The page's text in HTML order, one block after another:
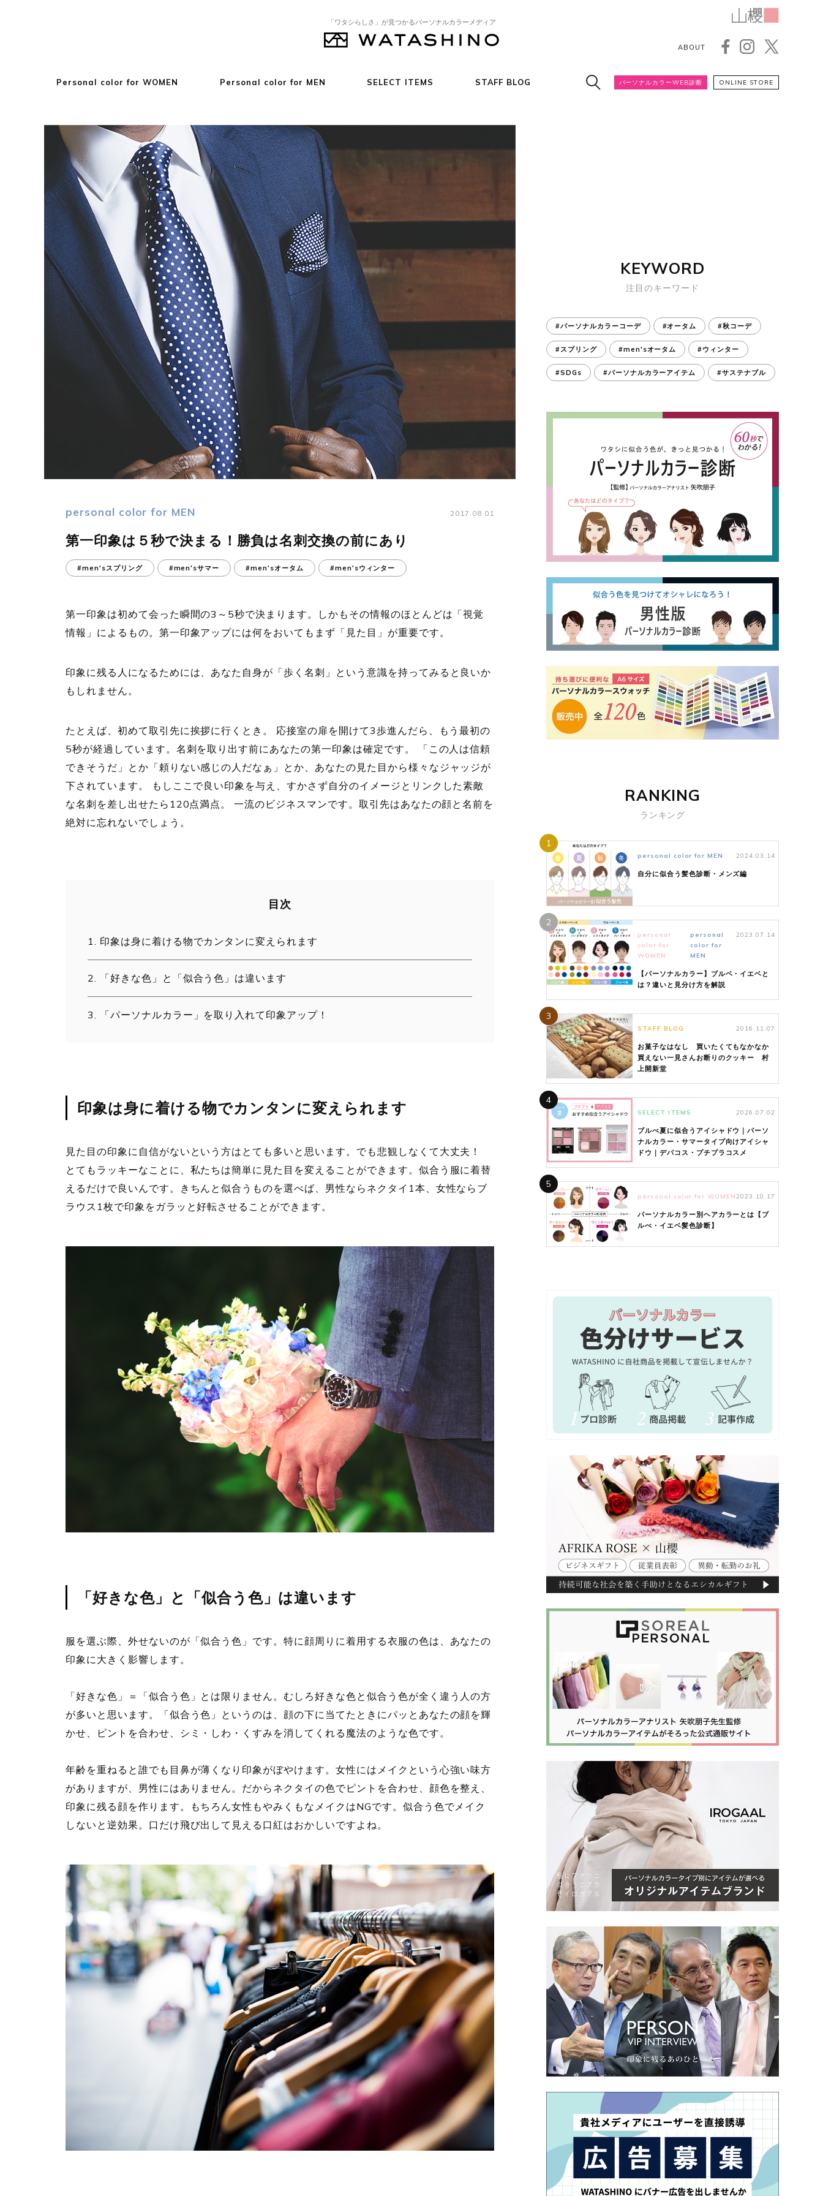
「ワタシらしさ」が見つかるパーソナルカラーメディア
ABOUT
Personal color for WOMEN Personal color for MEN SELECT ITEMS STAFF BLOG パーソナルカラーWEB診断 ONLINE STORE
personal color for MEN 2017.08.01
第一印象は５秒で決まる！勝負は名刺交換の前にあり
#men'sスプリング #men'sサマー #men'sオータム #men'sウィンター
第一印象は初めて会った瞬間の3～5秒で決まります。しかもその情報のほとんどは「視覚
情報」によるもの。第一印象アップには何をおいてもまず「見た目」が重要です。
印象に残る人になるためには、あなた自身が「歩く名刺」という意識を持ってみると良いか
もしれません。
たとえば、初めて取引先に挨拶に行くとき。 応接室の扉を開けて3歩進んだら、もう最初の
5秒が経過しています。名刺を取り出す前にあなたの第一印象は確定です。 「この人は信頼
できそうだ」とか「頼りない感じの人だなぁ」とか、あなたの見た目から様々なジャッジが
下されています。 もしここで良い印象を与え、すかさず自分のイメージとリンクした素敵
な名刺を差し出せたら120点満点。 一流のビジネスマンです。取引先はあなたの顔と名前を
絶対に忘れないでしょう。
目次
印象は身に着ける物でカンタンに変えられます
「好きな色」と「似合う色」は違います
「パーソナルカラー」を取り入れて印象アップ！
印象は身に着ける物でカンタンに変えられます
見た目の印象に自信がないという方はとても多いと思います。でも悲観しなくて大丈夫！
とてもラッキーなことに、私たちは簡単に見た目を変えることができます。似合う服に着替
えるだけで良いんです。きちんと似合うものを選べば、男性ならネクタイ1本、女性ならブ
ラウス1枚で印象をガラッと好転させることができます。
「好きな色」と「似合う色」は違います
服を選ぶ際、外せないのが「似合う色」です。特に顔周りに着用する衣服の色は、あなたの
印象に大きく影響します。
「好きな色」＝「似合う色」とは限りません。むしろ好きな色と似合う色が全く違う人の方
が多いと思います。「似合う色」というのは、顔の下に当てたときにパッとあなたの顔を輝
かせ、ピントを合わせ、シミ・しわ・くすみを消してくれる魔法のような色です。
年齢を重ねると誰でも目鼻が薄くなり印象がぼやけます。女性にはメイクという心強い味方
がありますが、男性にはありません。だからネクタイの色でピントを合わせ、顔色を整え、
印象に残る顔を作ります。もちろん女性もやみくもなメイクはNGです。似合う色でメイク
しないと逆効果。口だけ飛び出して見える口紅はおかしいですよね。
KEYWORD
注目のキーワード
#パーソナルカラーコーデ #オータム #秋コーデ
#スプリング #men'sオータム #ウィンター
#SDGs #パーソナルカラーアイテム #サステナブル
RANKING
ランキング
1
personal color for MEN 2024.03.14
自分に似合う髪色診断・メンズ編
2
personal
color for
WOMEN
personal
color for
MEN
2023.07.14
【パーソナルカラー】ブルベ・イエベと
は？違いと見分け方を解説
3
STAFF BLOG 2016.11.07
お菓子なはなし 買いたくてもなかなか
買えない一見さんお断りのクッキー 村
上開新堂
4
SELECT ITEMS 2026.07.02
ブルべ夏に似合うアイシャドウ｜パーソ
ナルカラー・サマータイプ向けアイシャ
ドウ｜デパコス・プチプラコスメ
5
personal color for WOMEN2023.10.17
パーソナルカラー別ヘアカラーとは【ブ
ルべ・イエベ髪色診断】